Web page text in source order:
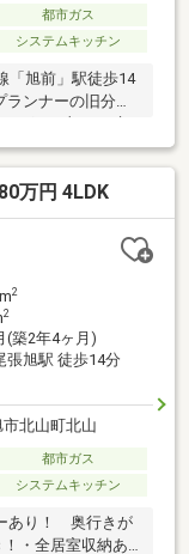
都市ガス
システムキッチン
「旭前」駅徒歩14
ンナーの旧分譲
グの一部には床
イン食洗器付で
な収納有り・浴室
乾かせます・浴
が可能です・玄関
納に便利です・落
スペース2台分、並
万円 4LDK
2
2
(築2年4ヶ月)
張旭駅 徒歩14分
北山町北山
都市ガス
システムキッチン
あり！ 奥行きが
・全居室収納あ